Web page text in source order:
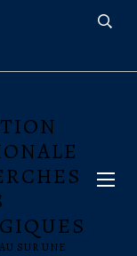
SUR UNE